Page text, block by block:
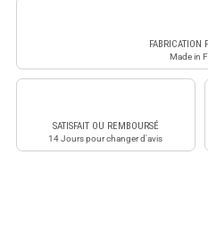
FABRICATION
Made in
SATISFAIT OU REMBOURSÉ
14 Jours pour changer d'avis